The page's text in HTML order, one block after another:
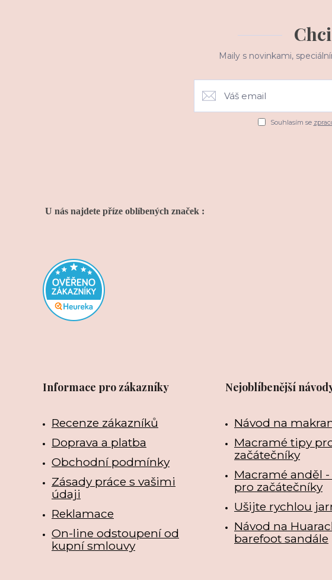
Maily s novinkami,
Souhlasím se
U nás najdete příze oblíbených značek :
Informace pro zákazníky
Recenze zákazníků
Doprava a platba
Obchodní podmínky
Zásady práce s vašimi
údaji
Reklamace
On-line odstoupení od
kupní smlouvy
Nejoblíbenější
Návod na
Macramé tipy
začátečníky
Macramé anděl
pro začátečníky
Ušijte rychlou
Návod na
barefoot sandále